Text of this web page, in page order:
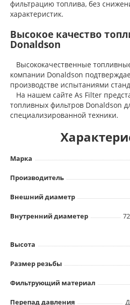
фильтрацию топлива, без
характеристик.
Высокое качество
Donaldson
Высококачественные
компании Donaldson
производстве испытаниями
На нашем сайте As Filter
топливных фильтров Donaldson
специализированной техники.
Марка
Производитель
Внешний диаметр
Внутренний диаметер
Высота
Размер резьбы
Фильтрующий материал
Перепад давления